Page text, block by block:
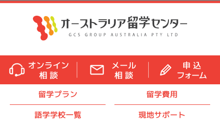
留学プラン
留学費用
語学学校一覧
現地サポート